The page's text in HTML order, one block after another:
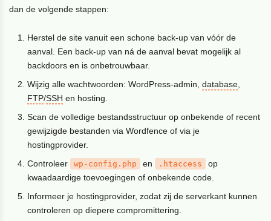
dan de volgende stappen:
Herstel de site vanuit een schone back-up van vóór de
aanval. Een back-up van ná de aanval bevat mogelijk al
backdoors en is onbetrouwbaar.
Wijzig alle wachtwoorden: WordPress-admin,database,
FTP/SSH en hosting.
Scan de volledige bestandsstructuur op onbekende of recent
gewijzigde bestanden via Wordfence of via je
hostingprovider.
Controleer
wp-config.php en .htaccess
op
kwaadaardige toevoegingen of onbekende code.
Informeer je hostingprovider, zodat zij de serverkant kunnen
controleren op diepere compromittering.